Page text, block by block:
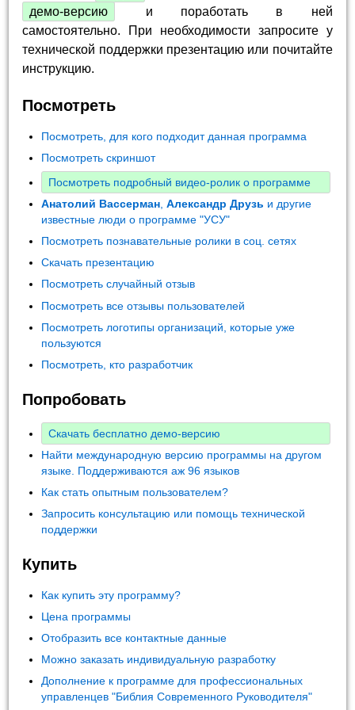
демо-версию
и поработать в ней
самостоятельно. При необходимости запросите у
технической поддержки презентацию или почитайте
инструкцию.
Посмотреть
Посмотреть, для кого подходит данная программа
Посмотреть скриншот
Посмотреть подробный видео-ролик о программе
Анатолий Вассерман ,Александр Друзь и другие
известные люди о программе "УСУ"
Посмотреть познавательные ролики в соц. сетях
Скачать презентацию
Посмотреть случайный отзыв
Посмотреть все отзывы пользователей
Посмотреть логотипы организаций, которые уже
пользуются
Посмотреть, кто разработчик
Попробовать
Скачать бесплатно демо-версию
Найти международную версию программы на другом
языке. Поддерживаются аж 96 языков
Как стать опытным пользователем?
Запросить консультацию или помощь технической
поддержки
Купить
Как купить эту программу?
Цена программы
Отобразить все контактные данные
Можно заказать индивидуальную разработку
Дополнение к программе для профессиональных
управленцев "Библия Современного Руководителя"